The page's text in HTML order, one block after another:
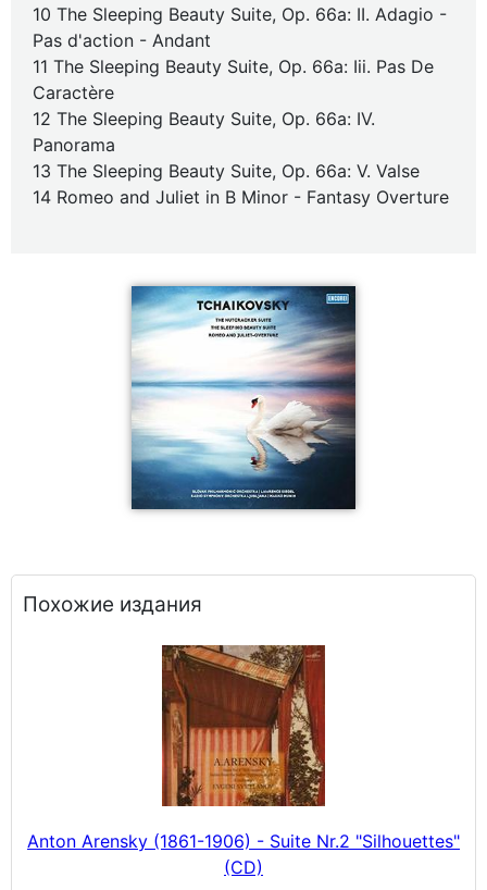
10 The Sleeping Beauty Suite, Op. 66a: II. Adagio -
Pas d'action - Andant
11 The Sleeping Beauty Suite, Op. 66a: Iii. Pas De
Caractère
12 The Sleeping Beauty Suite, Op. 66a: IV.
Panorama
13 The Sleeping Beauty Suite, Op. 66a: V. Valse
14 Romeo and Juliet in B Minor - Fantasy Overture
Похожие издания
Anton Arensky (1861-1906) - Suite Nr.2 "Silhouettes"
(CD)